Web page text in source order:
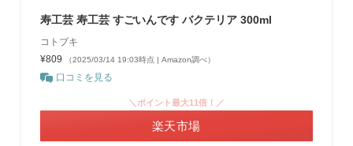
寿工芸 寿工芸 すごいんです バクテリア 300ml
コトブキ
¥809
（2025/03/14 19:03時点 | Amazon調べ）
口コミを見る
＼ポイント最大11倍！／
楽天市場